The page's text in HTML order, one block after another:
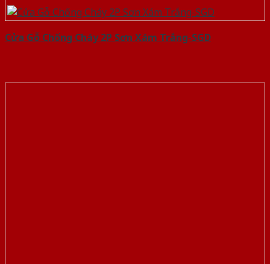
Cửa Gỗ Chống Cháy 2P Sơn Xám Trắng-SGD